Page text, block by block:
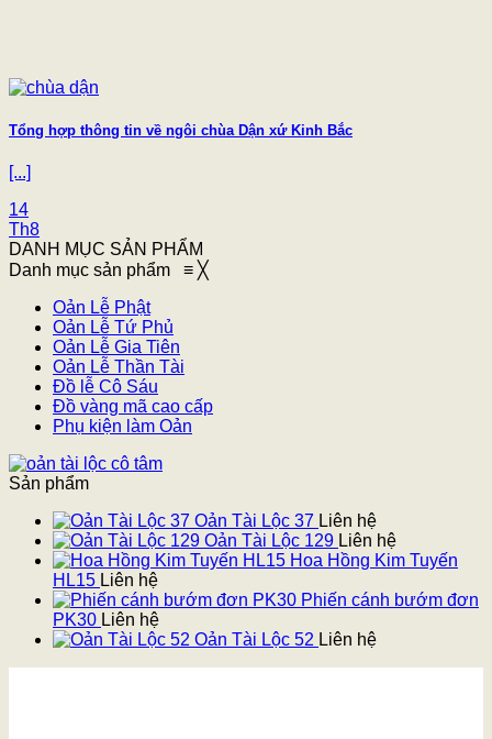
Tổng hợp thông tin về ngôi chùa Dận xứ Kinh Bắc
[...]
14
Th8
DANH MỤC SẢN PHẨM
Danh mục sản phẩm ≡ ╳
Oản Lễ Phật
Oản Lễ Tứ Phủ
Oản Lễ Gia Tiên
Oản Lễ Thần Tài
Đồ lễ Cô Sáu
Đồ vàng mã cao cấp
Phụ kiện làm Oản
Sản phẩm
Oản Tài Lộc 37 Liên hệ
Oản Tài Lộc 129 Liên hệ
Hoa Hồng Kim Tuyến
HL15 Liên hệ
Phiến cánh bướm đơn
PK30 Liên hệ
Oản Tài Lộc 52 Liên hệ